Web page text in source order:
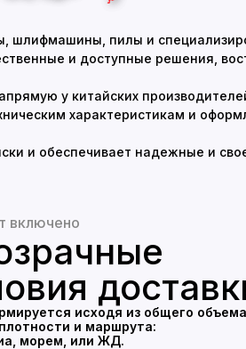
шлифмашины, пилы и
и доступные решения,
у китайских
характеристикам и
и обеспечивает надежные и
включено
исходя из общего объема
и маршрута:
морем, или ЖД.